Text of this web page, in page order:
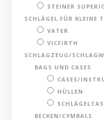
STEINER
SCHLÄGEL FÜR KLEINE
VATER
VICFIRTH
SCHLAGZEUG/
BAGS UND CASES
CASES/
HÜLLEN
BECKEN/CYMBALS